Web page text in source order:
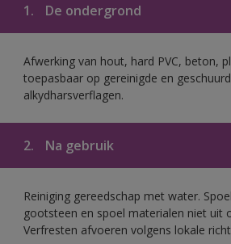
1. De ondergrond
Afwerking van hout, hard PVC, beton,
toepasbaar op gereinigde en
alkydharsverflagen.
2. Na gebruik
Reiniging gereedschap met water.
gootsteen en spoel materialen niet uit
Verfresten afvoeren volgens lokale